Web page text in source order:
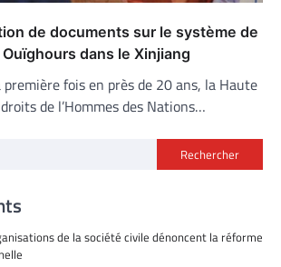
de documents sur le système de
dans le Xinjiang
fois en près de 20 ans, la Haute
de l’Hommes des Nations…
Rechercher
de la société civile dénoncent la réforme